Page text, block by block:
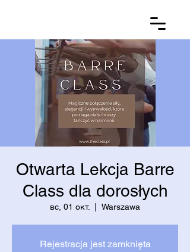
Otwarta Lekcja Barre
Class dla dorosłych
вс, 01 окт. Warszawa
Rejestracja jest zamknięta